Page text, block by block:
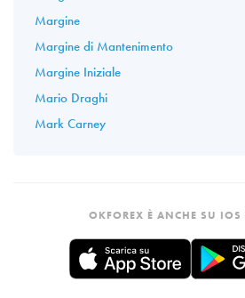
Margine
Margine di Mantenimento
Margine Iniziale
Mario Draghi
Mark Carney
OKFOREX È ANCHE SU